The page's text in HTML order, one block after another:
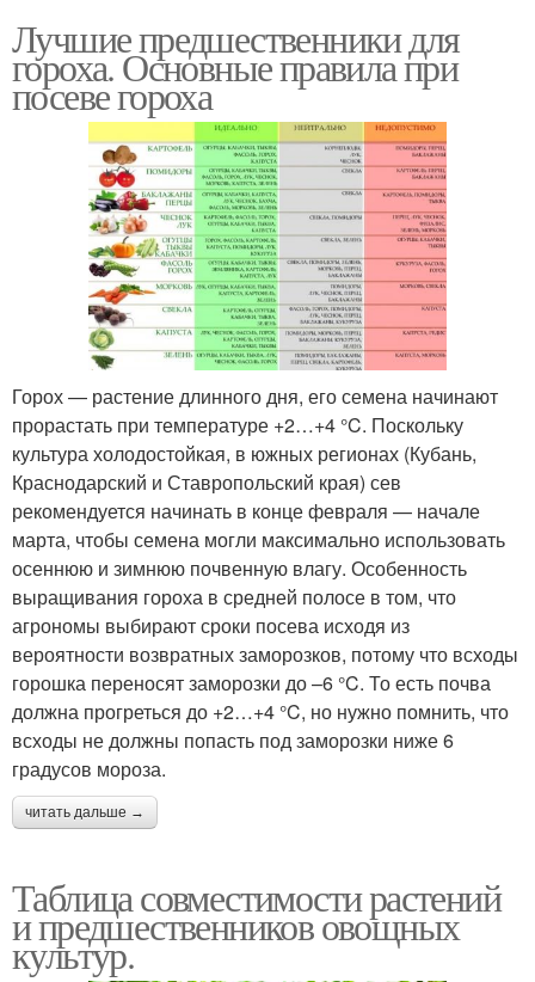
Лучшие предшественники для
гороха. Основные правила при
посеве гороха
Горох — растение длинного дня, его семена начинают
прорастать при температуре +2…+4 °C. Поскольку
культура холодостойкая, в южных регионах (Кубань,
Краснодарский и Ставропольский края) сев
рекомендуется начинать в конце февраля — начале
марта, чтобы семена могли максимально использовать
осеннюю и зимнюю почвенную влагу. Особенность
выращивания гороха в средней полосе в том, что
агрономы выбирают сроки посева исходя из
вероятности возвратных заморозков, потому что всходы
горошка переносят заморозки до –6 °C. То есть почва
должна прогреться до +2…+4 °C, но нужно помнить, что
всходы не должны попасть под заморозки ниже 6
градусов мороза.
читать дальше →
Таблица совместимости растений
и предшественников овощных
культур.